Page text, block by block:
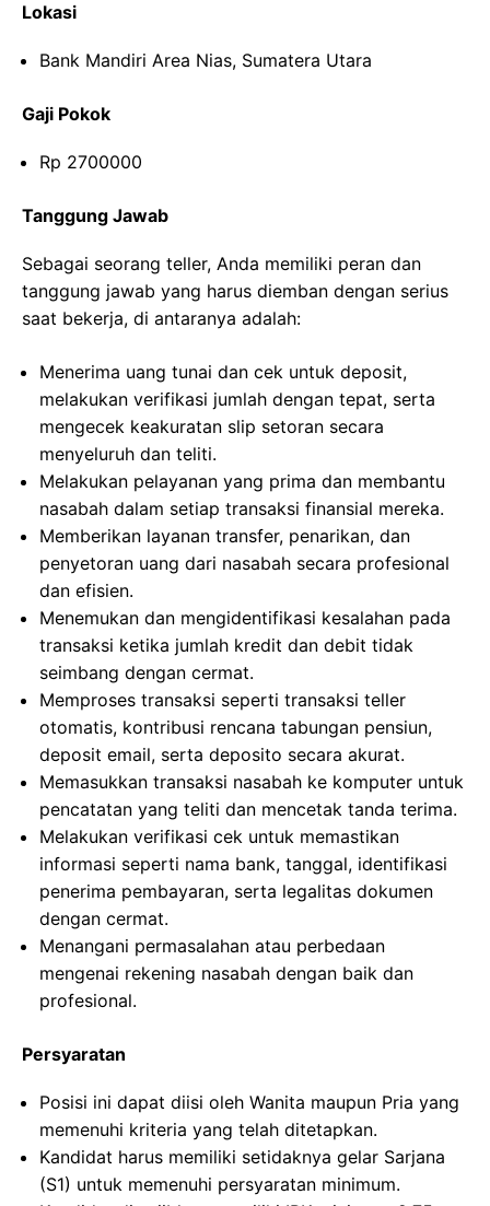
Lokasi
Bank Mandiri Area Nias, Sumatera Utara
Gaji Pokok
Rp 2700000
Tanggung Jawab
Sebagai seorang teller, Anda memiliki peran dan
tanggung jawab yang harus diemban dengan serius
saat bekerja, di antaranya adalah:
Menerima uang tunai dan cek untuk deposit,
melakukan verifikasi jumlah dengan tepat, serta
mengecek keakuratan slip setoran secara
menyeluruh dan teliti.
Melakukan pelayanan yang prima dan membantu
nasabah dalam setiap transaksi finansial mereka.
Memberikan layanan transfer, penarikan, dan
penyetoran uang dari nasabah secara profesional
dan efisien.
Menemukan dan mengidentifikasi kesalahan pada
transaksi ketika jumlah kredit dan debit tidak
seimbang dengan cermat.
Memproses transaksi seperti transaksi teller
otomatis, kontribusi rencana tabungan pensiun,
deposit email, serta deposito secara akurat.
Memasukkan transaksi nasabah ke komputer untuk
pencatatan yang teliti dan mencetak tanda terima.
Melakukan verifikasi cek untuk memastikan
informasi seperti nama bank, tanggal, identifikasi
penerima pembayaran, serta legalitas dokumen
dengan cermat.
Menangani permasalahan atau perbedaan
mengenai rekening nasabah dengan baik dan
profesional.
Persyaratan
Posisi ini dapat diisi oleh Wanita maupun Pria yang
memenuhi kriteria yang telah ditetapkan.
Kandidat harus memiliki setidaknya gelar Sarjana
(S1) untuk memenuhi persyaratan minimum.